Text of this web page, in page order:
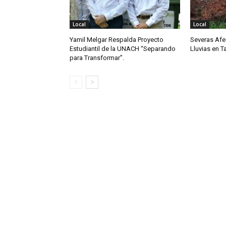
Local
Yamil Melgar Respalda Proyecto
Estudiantil de la UNACH “Separando
para Transformar”.
Local
Severas
Lluvias en